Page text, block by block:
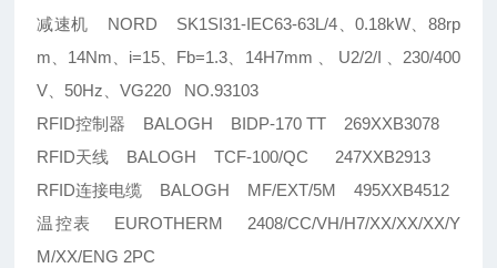
减速机 NORD SK1SI31-IEC63-63L/4、0.18kW、88rp
m、14Nm、i=15、Fb=1.3、14H7mm 、 U2/2/I 、230/400
V、50Hz、VG220 NO.93103
RFID控制器 BALOGH BIDP-170 TT 269XXB3078
RFID天线 BALOGH TCF-100/QC 247XXB2913
RFID连接电缆 BALOGH MF/EXT/5M 495XXB4512
温控表 EUROTHERM 2408/CC/VH/H7/XX/XX/XX/Y
M/XX/ENG 2PC